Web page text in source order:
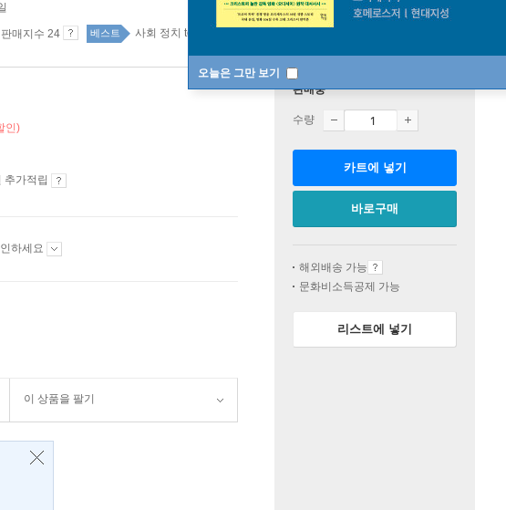
오늘은 그만 보기
판매지수 24 베스트 사회 정치 top100 2주
인)
추가적립
하세요
이 상품을 팔기
판매중
수량
카트에 넣기
바로구매
해외배송 가능
문화비소득공제 가능
리스트에 넣기